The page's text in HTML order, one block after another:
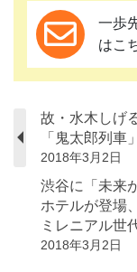
一歩
はこ
故・水木しげ
「鬼太郎列車
2018年3月2日
渋谷に「未来
ホテルが登場
ミレニアル世
2018年3月2日